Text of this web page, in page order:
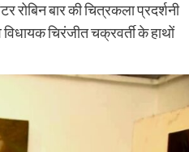
बार की चित्रकला प्रदर्शनी
चिरंजीत चक्रवर्ती के हाथों